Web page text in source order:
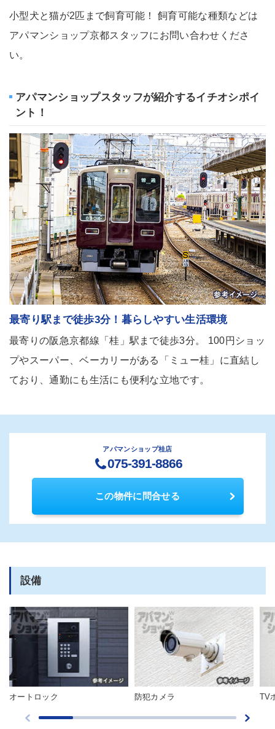
小型犬と猫が2匹まで飼育可能！ 飼育可能な種類などは
アパマンショップ京都スタッフにお問い合わせくださ
い。
アパマンショップスタッフが紹介するイチオシポイ
ント！
最寄り駅まで徒歩3分！暮らしやすい生活環境
最寄りの阪急京都線「桂」駅まで徒歩3分。 100円ショッ
プやスーパー、ベーカリーがある「ミュー桂」に直結し
ており、通勤にも生活にも便利な立地です。
アパマンショップ桂店
075-391-8866
この物件に問合せる
設備
オートロック 防犯カメラ TV